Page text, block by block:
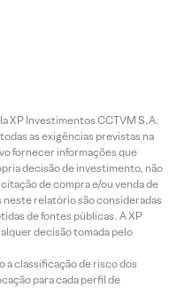
XP Investimentos CCTVM S.A.
as exigências previstas na
fornecer informações que
decisão de investimento, não
de compra e/ou venda de
relatório são consideradas
de fontes públicas. A XP
decisão tomada pelo
a classificação de risco dos
para cada perfil de